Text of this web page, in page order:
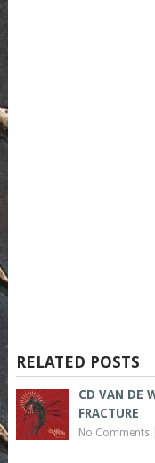
RELATED POSTS
CD VAN DE
FRACTURE
No Comments|